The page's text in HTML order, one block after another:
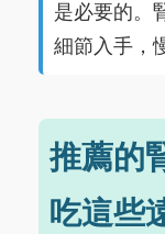
是必要的。
細節入手，
推薦的
吃這些